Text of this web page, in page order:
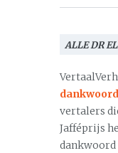
ALLE DR
vertalers
Jafféprijs
dankwoord